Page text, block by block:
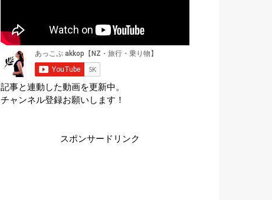
記事と連動した動画を更新中。
チャンネル登録お願いします！
スポンサードリンク